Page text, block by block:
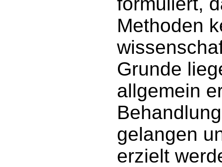
Methoden
Grunde
allgemein
gelangen
erzielt